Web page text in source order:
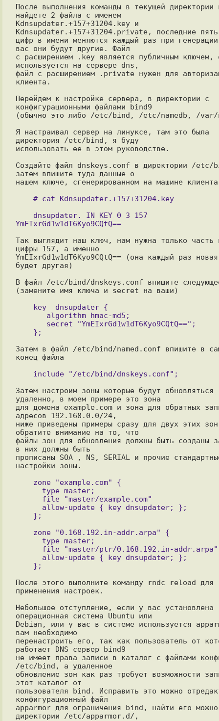
После выполнения команды в текущей директории
найдете 2 файла с именем
Kdnsupdater.+157+31204.key и
Kdnsupdater.+157+31204.private, последние пять
цифр в имени меняются каждый раз при
вас они будут другие. Файл
с расширением .key является публичным ключем,
используется на сервере dns,
файл с расширением .private нужен для
клиента.
Перейдем к настройке сервера, в директории с
конфигурационными файлами bind9
(обычно это либо /etc/bind, /etc/namedb, /var/
Я настраивал сервер на линуксе, там это была
директория /etc/bind, я буду
использовать ее в этом руководстве.
Создайте файл dnskeys.conf в директории /etc/
затем впишите туда данные о
нашем ключе, сгенерированном на машине клиента
    # cat Kdnsupdater.+157+31204.key
YmEIxrGd1w1dT6Kyo9CQtQ==
Так выглядит наш ключ, нам нужна только часть
цифры 157, а именно
YmEIxrGd1w1dT6Kyo9CQtQ== (она каждый раз
будет другая)
В файл /etc/bind/dnskeys.conf впишите
(замените имя ключа и secret на ваши)
Затем в файл /etc/bind/named.conf впишите в
конец файла
Затем настроим зоны которые будут обновляться
удаленно, в моем примере это зона
для домена example.com и зона для обратных
адресов 192.168.0.0/24,
ниже приведены примеры сразу для двух этих
обратите внимание на то, что
файлы зон для обновления должны быть созданы
в них должны быть
прописаны SOA , NS, SERIAL и прочие
настройки зоны.
После этого выполните команду rndc reload для
применения настроек.
Небольшое отступление, если у вас установлена
операционная система Ubuntu или
Debian, или у вас в системе используется
вам необходимо
перенастроить его, так как пользователь от
работает DNS сервер bind9
не имеет права записи в каталог с файлами
/etc/bind, а удаленное
обновление зон как раз требует возможности
этот каталог от
пользователя bind. Исправить это можно
конфигурационный файл
apparmor для ограничения bind, найти его
директории /etc/apparmor.d/,